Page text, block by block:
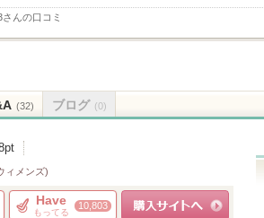
んの口コミ
(32) ブログ (0)
ィメンズ)
Have
もってる
10,803